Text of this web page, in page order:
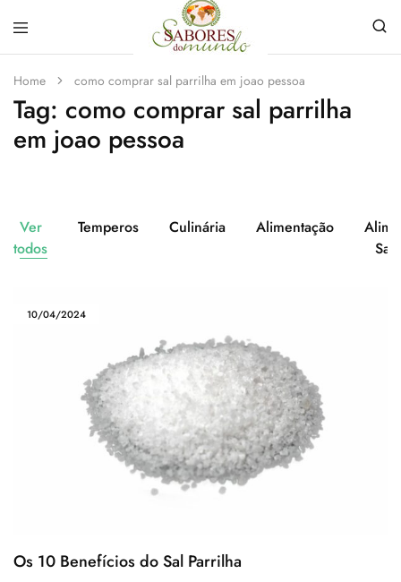
do
Mundo
loja
de
Temperos
e
Especiarias
em
Home como comprar sal parrilha em joao pessoa
Tag: como comprar sal parrilha
em joao pessoa
Ver
todos
Temperos Culinária Alimentação
10/04/2024
Os 10 Benefícios do Sal Parrilha